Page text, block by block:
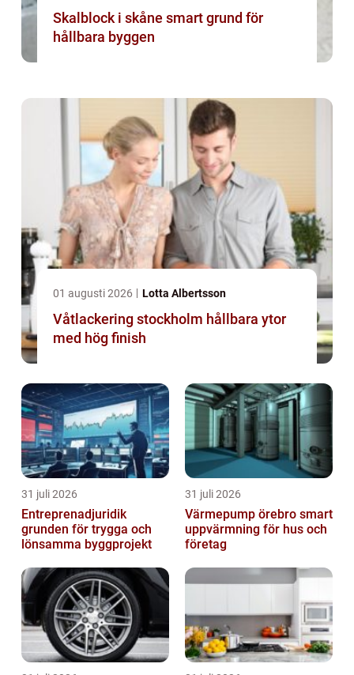
Skalblock i skåne smart grund för
hållbara byggen
01 augusti 2026 Lotta Albertsson
Våtlackering stockholm hållbara ytor
med hög finish
31 juli 2026
Entreprenadjuridik
grunden för trygga och
lönsamma byggprojekt
31 juli 2026
Värmepump örebro smart
uppvärmning för hus och
företag